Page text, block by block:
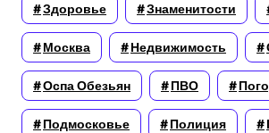
Здоровье Знаменитости
Москва Недвижимость
Оспа Обезьян ПВО
Подмосковье Полиция